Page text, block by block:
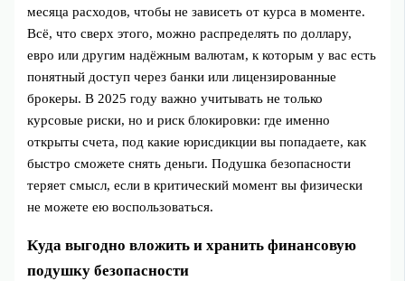
месяца расходов, чтобы не зависеть от курса в моменте.
Всё, что сверх этого, можно распределять по доллару,
евро или другим надёжным валютам, к которым у вас есть
понятный доступ через банки или лицензированные
брокеры. В 2025 году важно учитывать не только
курсовые риски, но и риск блокировки: где именно
открыты счета, под какие юрисдикции вы попадаете, как
быстро сможете снять деньги. Подушка безопасности
теряет смысл, если в критический момент вы физически
не можете ею воспользоваться.
Куда выгодно вложить и хранить финансовую
подушку безопасности